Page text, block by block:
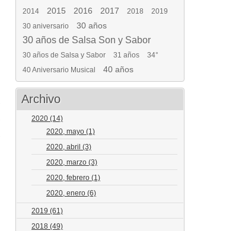
2014
2015 2016 2017 2018
2019
30 aniversario
30 años
30 años de Salsa Son y Sabor
30 años de Salsa y Sabor 31 años
34°
40 Aniversario Musical
40 años
Archivo
2020 (14)
2020, mayo (1)
2020, abril (3)
2020, marzo (3)
2020, febrero (1)
2020, enero (6)
2019 (61)
2018 (49)